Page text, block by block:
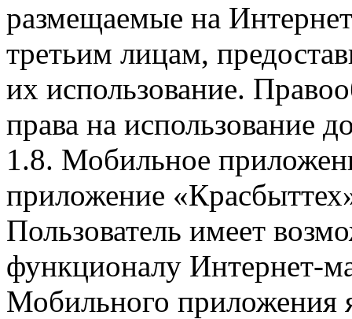
размещаемые на
третьим лицам,
их использование.
права на использование
1.8. Мобильное
приложение
Пользователь имеет
функционалу Интернет-
Мобильного приложения